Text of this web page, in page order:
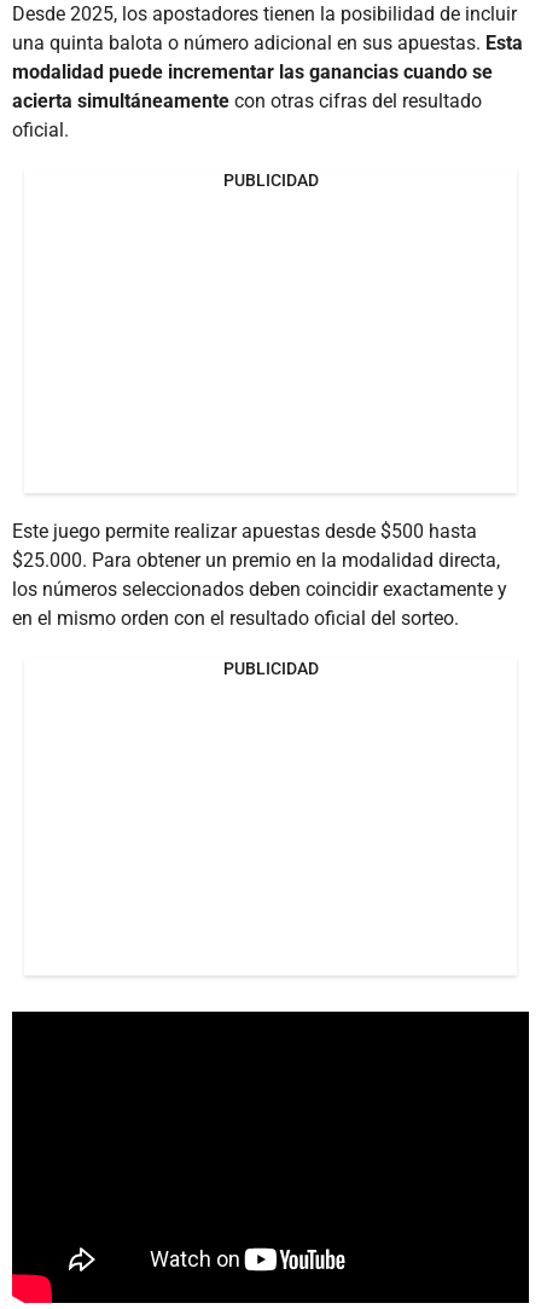
Desde 2025, los apostadores tienen la posibilidad de incluir
una quinta balota o número adicional en sus apuestas. Esta
modalidad puede incrementar las ganancias cuando se
acierta simultáneamente con otras cifras del resultado
oficial.
PUBLICIDAD
Este juego permite realizar apuestas desde $500 hasta
$25.000. Para obtener un premio en la modalidad directa,
los números seleccionados deben coincidir exactamente y
en el mismo orden con el resultado oficial del sorteo.
PUBLICIDAD